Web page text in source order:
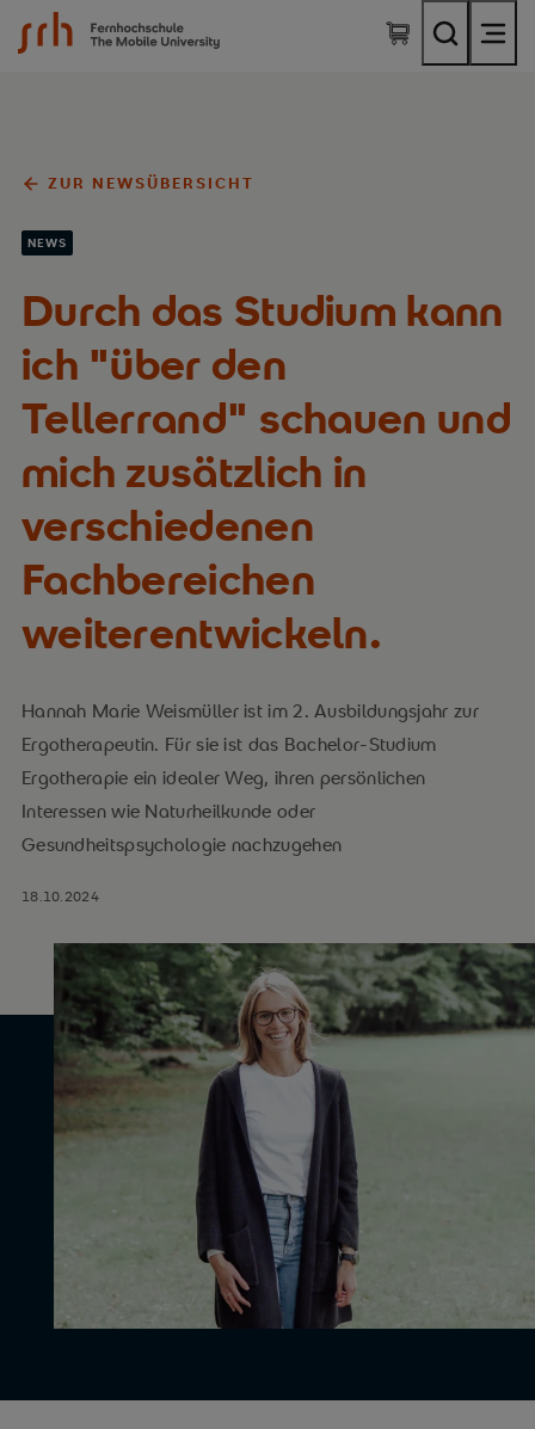
SRH Fernhochschule - The Mobile University
ZUR NEWSÜBERSICHT
NEWS
Durch das Studium kann
ich "über den
Tellerrand" schauen und
mich zusätzlich in
verschiedenen
Fachbereichen
weiterentwickeln.
Hannah Marie Weismüller ist im 2. Ausbildungsjahr zur
Ergotherapeutin. Für sie ist das Bachelor-Studium
Ergotherapie ein idealer Weg, ihren persönlichen
Interessen wie Naturheilkunde oder
Gesundheitspsychologie nachzugehen
18.10.2024